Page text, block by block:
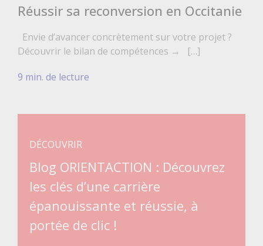
Réussir sa reconversion en Occitanie
Envie d’avancer concrètement sur votre projet ?
Découvrir le bilan de compétences → […]
9 min. de lecture
DÉCOUVRIR
Blog ORIENTACTION : Découvrez
les clés d’une carrière
épanouissante et réussie, à
portée de clic !